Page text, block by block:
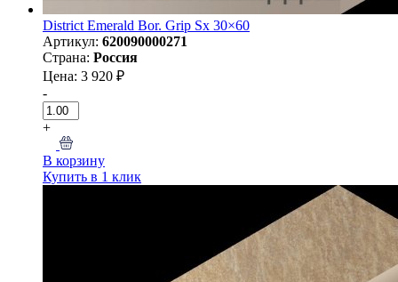
District Emerald Bor. Grip Sx 30×60
Артикул: 620090000271
Страна: Россия
Цена: 3 920 ₽
-
+
В корзину
Купить в 1 клик